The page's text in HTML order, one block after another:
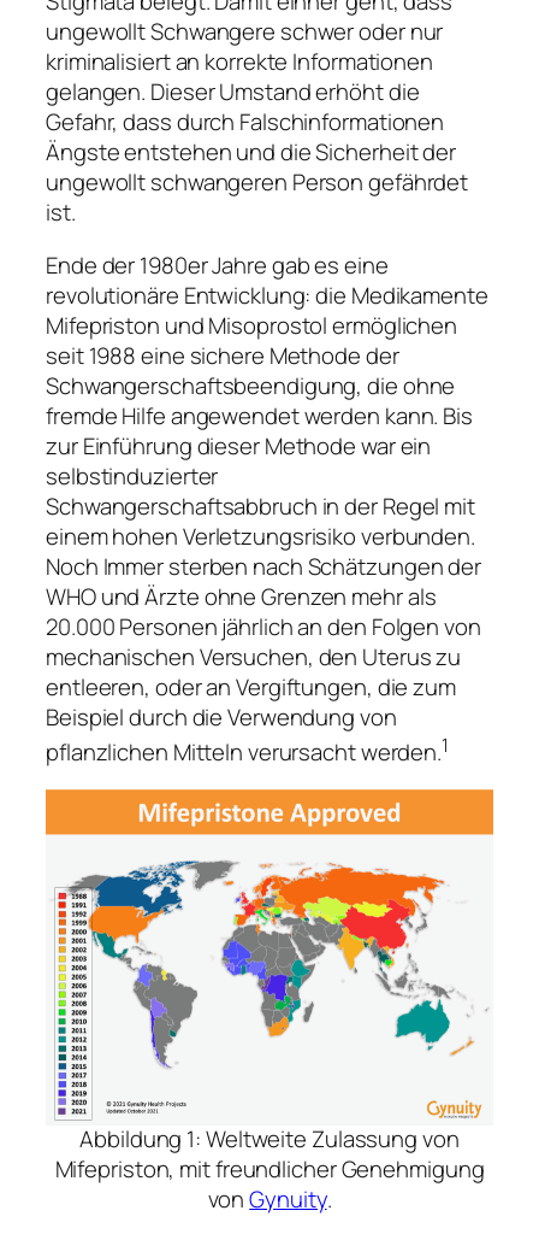
ungewollt Schwangere schwer oder nur
kriminalisiert an korrekte Informationen
gelangen. Dieser Umstand erhöht die
Gefahr, dass durch Falschinformationen
Ängste entstehen und die Sicherheit der
ungewollt schwangeren Person gefährdet
ist.
Ende der 1980er Jahre gab es eine
revolutionäre Entwicklung: die Medikamente
Mifepriston und Misoprostol ermöglichen
seit 1988 eine sichere Methode der
Schwangerschaftsbeendigung, die ohne
fremde Hilfe angewendet werden kann. Bis
zur Einführung dieser Methode war ein
selbstinduzierter
Schwangerschaftsabbruch in der Regel mit
einem hohen Verletzungsrisiko verbunden.
Noch Immer sterben nach Schätzungen der
WHO und Ärzte ohne Grenzen mehr als
20.000 Personen jährlich an den Folgen von
mechanischen Versuchen, den Uterus zu
entleeren, oder an Vergiftungen, die zum
Beispiel durch die Verwendung von
pflanzlichen Mitteln verursacht werden.1
Abbildung 1: Weltweite Zulassung von
Mifepriston, mit freundlicher Genehmigung
vonGynuity.